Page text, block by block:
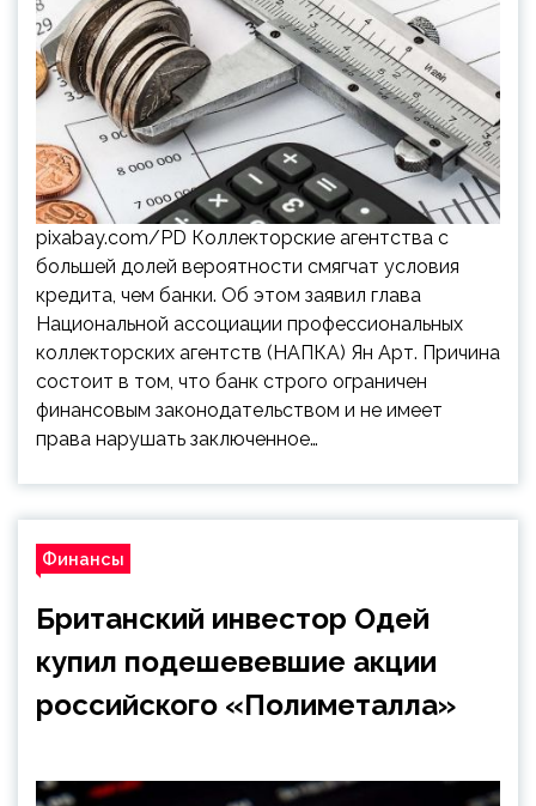
pixabay.com/PD Коллекторские агентства с
большей долей вероятности смягчат условия
кредита, чем банки. Об этом заявил глава
Национальной ассоциации профессиональных
коллекторских агентств (НАПКА) Ян Арт. Причина
состоит в том, что банк строго ограничен
финансовым законодательством и не имеет
права нарушать заключенное…
Финансы
Британский инвестор Одей
купил подешевевшие акции
российского «Полиметалла»